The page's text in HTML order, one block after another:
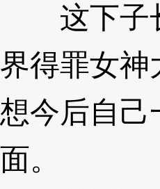
这下子长
界得罪女神
想今后自己
面。